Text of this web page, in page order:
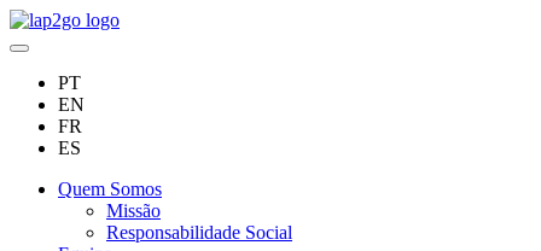
PT
EN
FR
ES
Quem Somos
Missão
Responsabilidade Social